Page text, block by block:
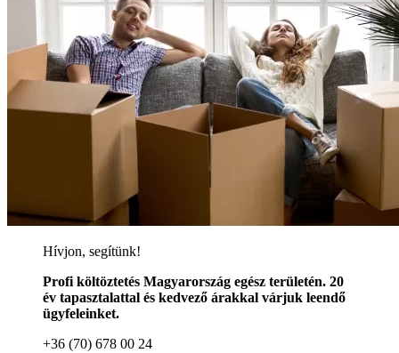
Hívjon, segítünk!
Profi költöztetés Magyarország egész területén. 20
év tapasztalattal és kedvező árakkal várjuk leendő
ügyfeleinket.
+36 (70) 678 00 24